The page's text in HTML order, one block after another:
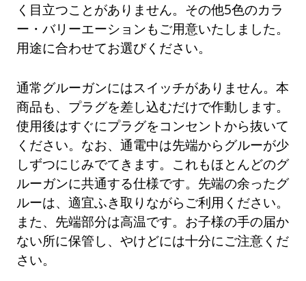
く目立つことがありません。その他5色のカラ
ー・バリーエーションもご用意いたしました。
用途に合わせてお選びください。
通常グルーガンにはスイッチがありません。本
商品も、プラグを差し込むだけで作動します。
使用後はすぐにプラグをコンセントから抜いて
ください。なお、通電中は先端からグルーが少
しずつにじみでてきます。これもほとんどのグ
ルーガンに共通する仕様です。先端の余ったグ
ルーは、適宜ふき取りながらご利用ください。
また、先端部分は高温です。お子様の手の届か
ない所に保管し、やけどには十分にご注意くだ
さい。